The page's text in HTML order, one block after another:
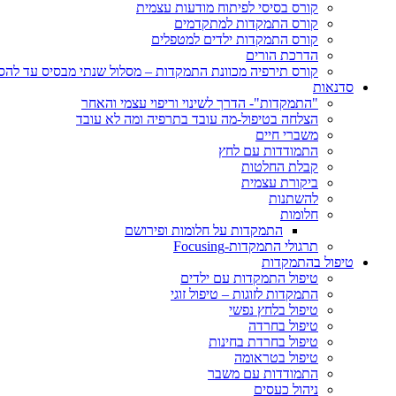
קורס בסיסי לפיתוח מודעות עצמית
קורס התמקדות למתקדמים
קורס התמקדות ילדים למטפלים
הדרכת הורים
קורס תירפיה מכוונת התמקדות – מסלול שנתי מבסיס עד
סדנאות
"התמקדות"- הדרך לשינוי וריפוי עצמי והאחר
הצלחה בטיפול-מה עובד בתרפיה ומה לא עובד
משברי חיים
התמודדות עם לחץ
קבלת החלטות
ביקורת עצמית
להשתנות
חלומות
התמקדות על חלומות ופירושם
תרגולי התמקדות-Focusing
טיפול בהתמקדות
טיפול התמקדות עם ילדים
התמקדות לזוגות – טיפול זוגי
טיפול בלחץ נפשי
טיפול בחרדה
טיפול בחרדת בחינות
טיפול בטראומה
התמודדות עם משבר
ניהול כעסים